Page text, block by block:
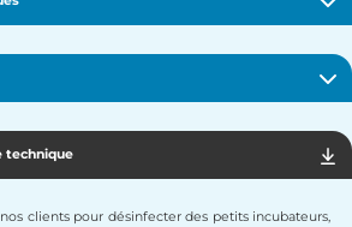
technique
clients pour désinfecter des petits incubateurs,